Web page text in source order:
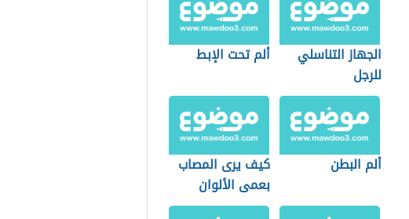
الجهاز التناسلي
للرجل
ألم تحت الإبط
ألم البطن
كيف يرى المصاب
بعمى الألوان